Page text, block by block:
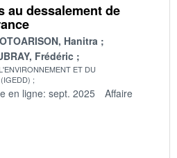
au dessalement de
Hanitra
Frédéric
ET DU
en ligne: sept. 2025
Affaire